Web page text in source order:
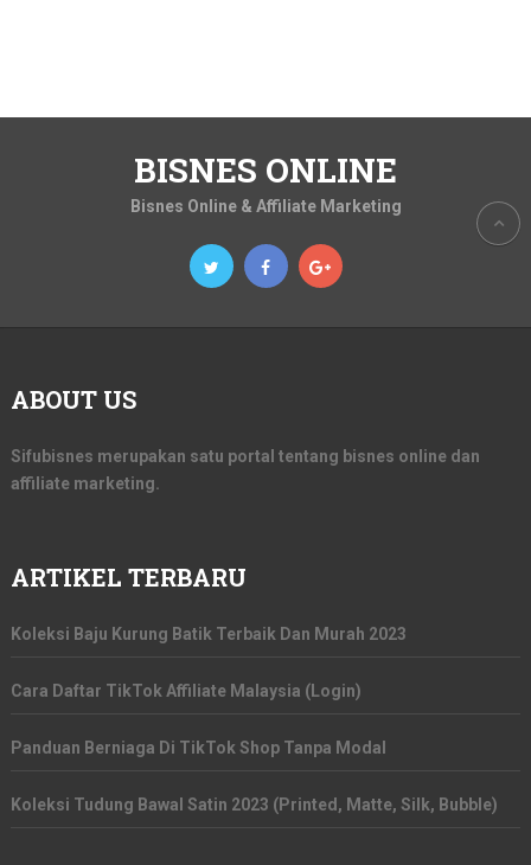
BISNES ONLINE
Bisnes Online & Affiliate Marketing
ABOUT US
Sifubisnes merupakan satu portal tentang bisnes online dan
affiliate marketing.
ARTIKEL TERBARU
Koleksi Baju Kurung Batik Terbaik Dan Murah 2023
Cara Daftar TikTok Affiliate Malaysia (Login)
Panduan Berniaga Di TikTok Shop Tanpa Modal
Koleksi Tudung Bawal Satin 2023 (Printed, Matte, Silk, Bubble)